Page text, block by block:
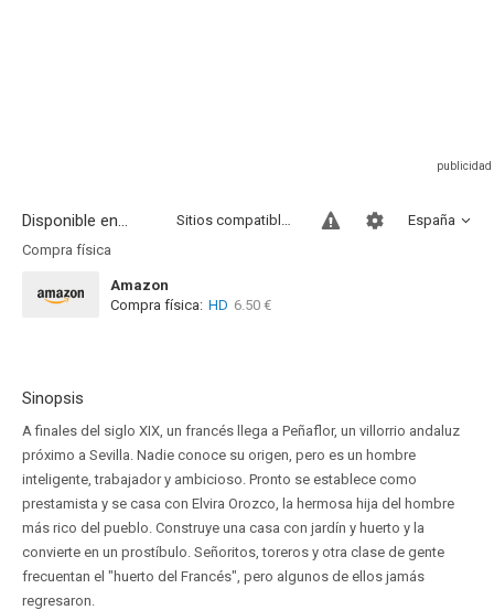
Disponible en... España
Sitios compatibles
Compra física
Amazon
Compra física: HD 6.50 €
Sinopsis
A finales del siglo XIX, un francés llega a Peñaflor, un villorrio andaluz
próximo a Sevilla. Nadie conoce su origen, pero es un hombre
inteligente, trabajador y ambicioso. Pronto se establece como
prestamista y se casa con Elvira Orozco, la hermosa hija del hombre
más rico del pueblo. Construye una casa con jardín y huerto y la
convierte en un prostíbulo. Señoritos, toreros y otra clase de gente
frecuentan el "huerto del Francés", pero algunos de ellos jamás
regresaron.